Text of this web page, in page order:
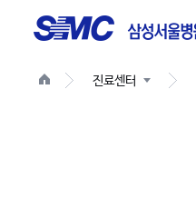
진료센터